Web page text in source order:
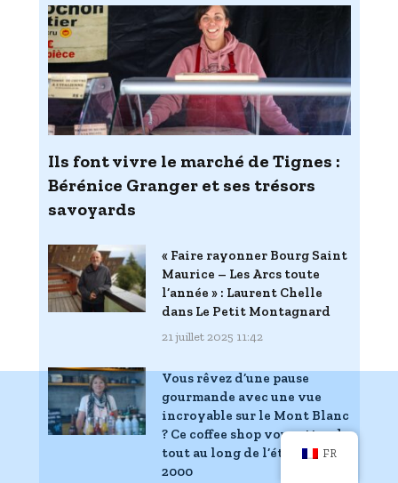
Ils font vivre le marché de Tignes :
Bérénice Granger et ses trésors
savoyards
« Faire rayonner Bourg Saint
Maurice – Les Arcs toute
l’année » : Laurent Chelle
dans Le Petit Montagnard
21 juillet 2025 11:42
Vous rêvez d’une pause
gourmande avec une vue
incroyable sur le Mont Blanc
? Ce coffee shop vous attend
tout au long de l’été à Arc
2000
FR